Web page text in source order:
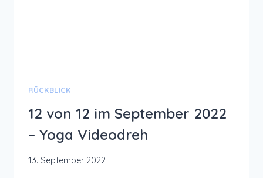
RÜCKBLICK
12 von 12 im September 2022
– Yoga Videodreh
13. September 2022